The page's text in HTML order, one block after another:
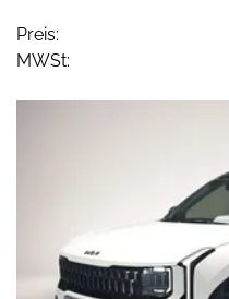
Preis:
MWSt: